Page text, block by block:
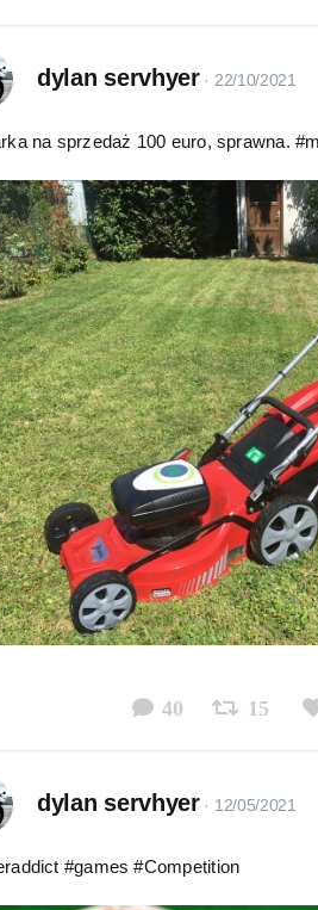
dylan servhyer
na sprzedaż 100 euro, sprawna.
40 15
dylan servhyer
#games #Competition